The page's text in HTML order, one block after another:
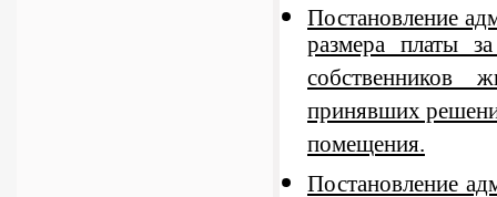
Постановление
размера платы
принявших
помещения.
Постановление